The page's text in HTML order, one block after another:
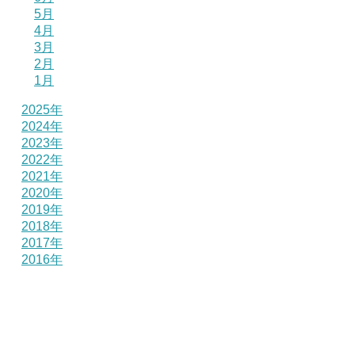
5月
4月
3月
2月
1月
2025年
2024年
2023年
2022年
2021年
2020年
2019年
2018年
2017年
2016年